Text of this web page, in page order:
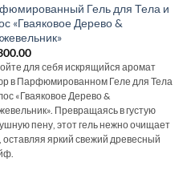
Гель для Тела и
«Гваяковое Дерево &
для себя искрящийся аромат
в Парфюмированном Геле для Тела
«Гваяковое Дерево &
Превращаясь в густую
пену, этот гель нежно очищает
оставляя яркий свежий древесный